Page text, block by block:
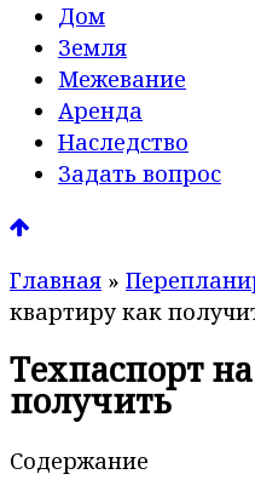
Дом
Земля
Межевание
Аренда
Наследство
Задать вопрос
Главная »
квартиру как
Техпаспорт
получить
Содержание